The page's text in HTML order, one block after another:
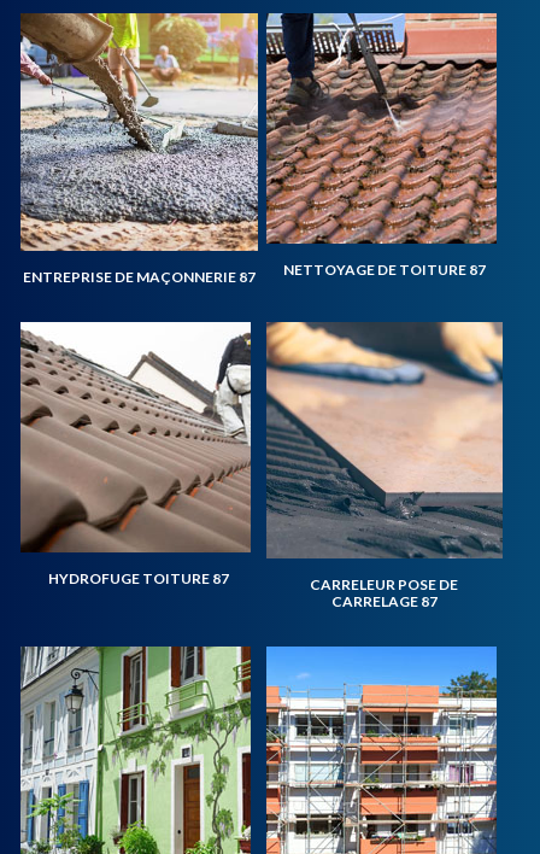
ENTREPRISE DE MAÇONNERIE 87 NETTOYAGE DE TOITURE 87
HYDROFUGE TOITURE 87
CARRELEUR POSE DE
CARRELAGE 87